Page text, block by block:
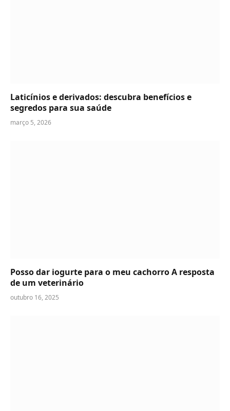
Laticínios e derivados: descubra benefícios e
segredos para sua saúde
março 5, 2026
Posso dar iogurte para o meu cachorro A resposta
de um veterinário
outubro 16, 2025